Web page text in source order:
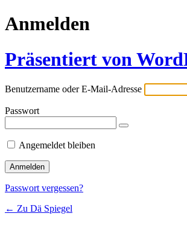
Anmelden
Präsentiert von
Benutzername oder E-Mail-Adresse
Passwort
Angemeldet bleiben
Passwort vergessen?
← Zu Dä Spiegel